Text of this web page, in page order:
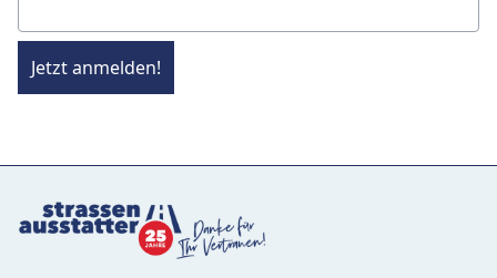
Jetzt anmelden!